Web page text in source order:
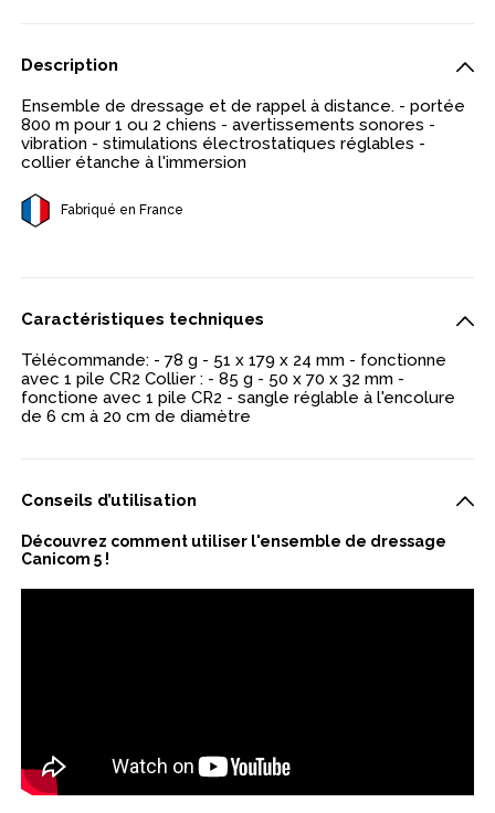
Description
Ensemble de dressage et de rappel à distance. - portée
800 m pour 1 ou 2 chiens - avertissements sonores -
vibration - stimulations électrostatiques réglables -
collier étanche à l'immersion
Fabriqué en France
Caractéristiques techniques
Télécommande: - 78 g - 51 x 179 x 24 mm - fonctionne
avec 1 pile CR2 Collier : - 85 g - 50 x 70 x 32 mm -
fonctione avec 1 pile CR2 - sangle réglable à l'encolure
de 6 cm à 20 cm de diamètre
Conseils d’utilisation
Découvrez comment utiliser l'ensemble de dressage
Canicom 5 !